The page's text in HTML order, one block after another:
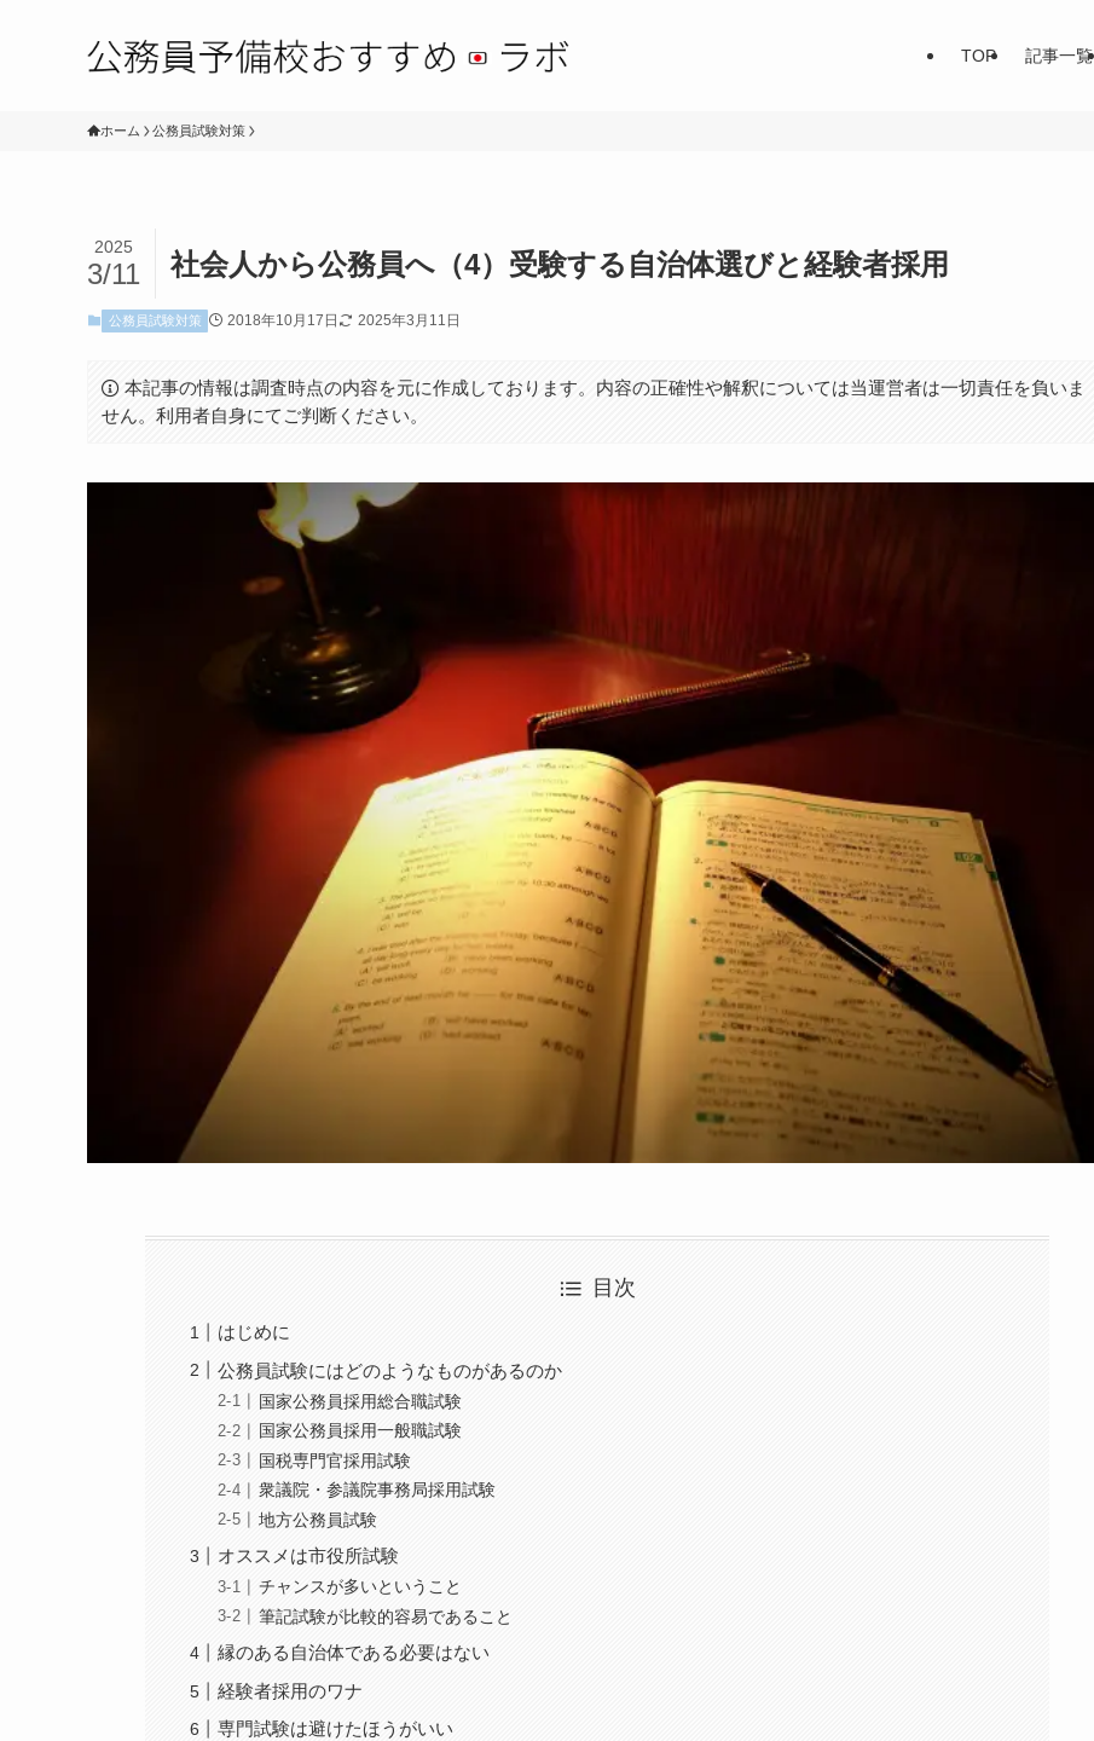
TOP 記事一覧
ホーム 公務員試験対策
社会人から公務員へ（4）受験する自治体選びと経験者採用
2025
3/11
公務員試験対策 2018年10月17日 2025年3月11日
本記事の情報は調査時点の内容を元に作成しております。内容の正確性や解釈については当運営者は一切責任を負いま
せん。利用者自身にてご判断ください。
目次
はじめに
公務員試験にはどのようなものがあるのか
国家公務員採用総合職試験
国家公務員採用一般職試験
国税専門官採用試験
衆議院・参議院事務局採用試験
地方公務員試験
オススメは市役所試験
チャンスが多いということ
筆記試験が比較的容易であること
縁のある自治体である必要はない
経験者採用のワナ
専門試験は避けたほうがいい